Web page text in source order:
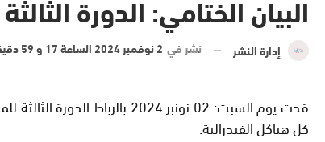
إدارة النشر نشر في 2 نوفمبر 2024 الساعة 17 و 59 دقيقة
قدت يوم السبت: 02 نونبر
كل هياكل الفيدرالية.